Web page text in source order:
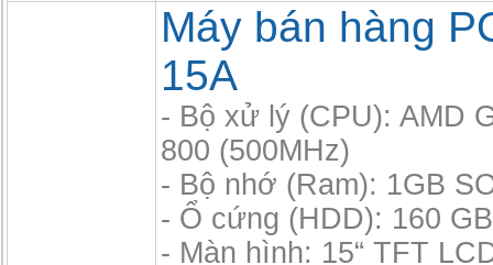
Máy bán hàng
15A
- Bộ xử lý (CPU): AMD
800 (500MHz)
- Bộ nhớ (Ram): 1GB
- Ổ cứng (HDD): 160
- Màn hình: 15“ TFT